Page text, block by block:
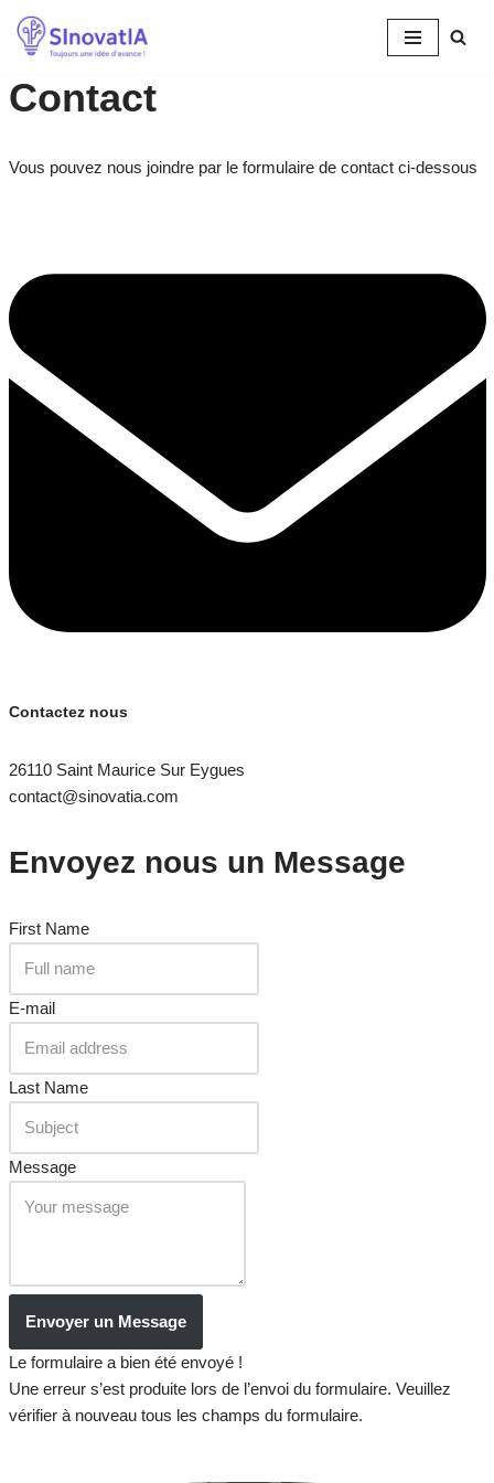
Skip
to
content
Contact​
Vous pouvez nous joindre par le formulaire de contact ci-dessous
Contactez nous
26110 Saint Maurice Sur Eygues
contact@sinovatia.com
Envoyez nous un Message​
First Name
E-mail
Last Name
Message
Envoyer un Message
Le formulaire a bien été envoyé !
Une erreur s’est produite lors de l’envoi du formulaire. Veuillez
vérifier à nouveau tous les champs du formulaire.